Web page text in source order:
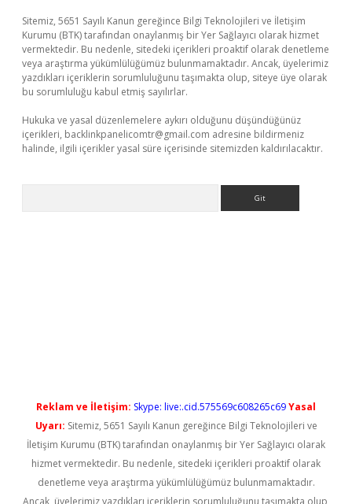
Sitemiz, 5651 Sayılı Kanun gereğince Bilgi Teknolojileri ve İletişim
Kurumu (BTK) tarafından onaylanmış bir Yer Sağlayıcı olarak hizmet
vermektedir. Bu nedenle, sitedeki içerikleri proaktif olarak denetleme
veya araştırma yükümlülüğümüz bulunmamaktadır. Ancak, üyelerimiz
yazdıkları içeriklerin sorumluluğunu taşımakta olup, siteye üye olarak
bu sorumluluğu kabul etmiş sayılırlar.
Hukuka ve yasal düzenlemelere aykırı olduğunu düşündüğünüz
içerikleri, backlinkpanelicomtr@gmail.com adresine bildirmeniz
halinde, ilgili içerikler yasal süre içerisinde sitemizden kaldırılacaktır.
Reklam ve İletişim: Skype: live:.cid.575569c608265c69Yasal
Uyarı: Sitemiz, 5651 Sayılı Kanun gereğince Bilgi Teknolojileri ve
İletişim Kurumu (BTK) tarafından onaylanmış bir Yer Sağlayıcı olarak
hizmet vermektedir. Bu nedenle, sitedeki içerikleri proaktif olarak
denetleme veya araştırma yükümlülüğümüz bulunmamaktadır.
Ancak, üyelerimiz yazdıkları içeriklerin sorumluluğunu taşımakta olup,